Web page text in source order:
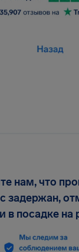
нам, что
задержан,
в посадке на